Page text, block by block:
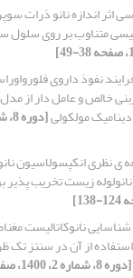
اثر اندازه نانو ذرات
نفوذ داروی
مولکولی
ی نظری انکپسولاسیون
زیست تخریب پذیر
شناسایی نانوکاتالیست
[دوره 8، شماره 2، 1400، صفحه 45-58]